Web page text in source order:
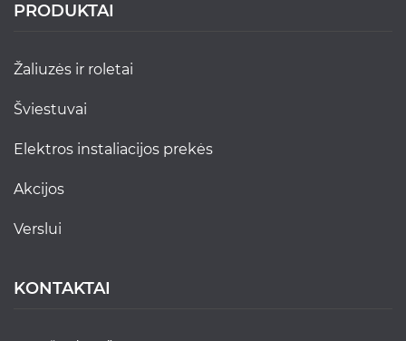
PRODUKTAI
žaliuzės ir roletai
šviestuvai
elektros instaliacijos prekės
akcijos
verslui
KONTAKTAI